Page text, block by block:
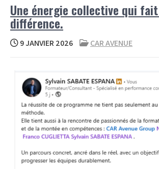
Une énergie collective qui
différence.
9 JANVIER 2026 CAR AVENUE